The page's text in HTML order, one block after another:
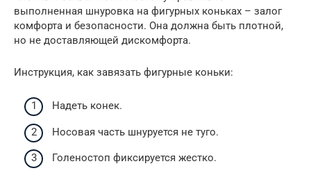
выполненная шнуровка на фигурных коньках – залог
комфорта и безопасности. Она должна быть плотной,
но не доставляющей дискомфорта.
Инструкция, как завязать фигурные коньки:
Надеть конек.
Носовая часть шнуруется не туго.
Голеностоп фиксируется жестко.